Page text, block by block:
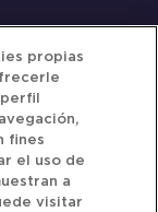
propias
fines
el uso de
a
visitar